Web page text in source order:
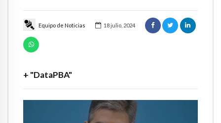
Equipo de Noticias 18 julio, 2024
+ "DataPBA"